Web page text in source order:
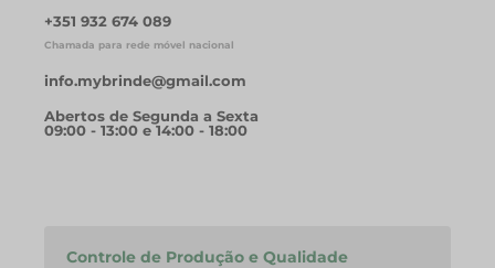
+351 932 674 089
Chamada para rede móvel nacional
info.mybrinde@gmail.com
Abertos de Segunda a Sexta
09:00 - 13:00 e 14:00 - 18:00
Controle de Produção e Qualidade